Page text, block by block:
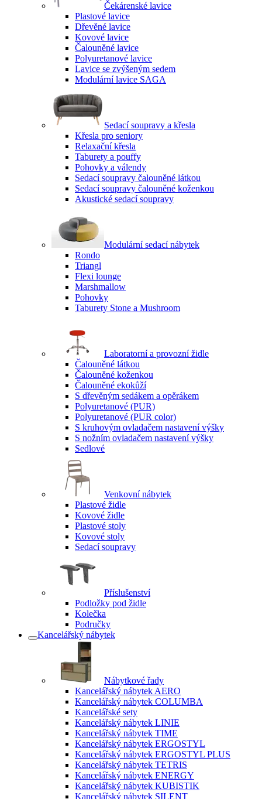
Čekárenské lavice
Plastové lavice
Dřevěné lavice
Kovové lavice
Čalouněné lavice
Polyuretanové lavice
Lavice se zvýšeným sedem
Modulární lavice SAGA
Sedací soupravy a křesla
Křesla pro seniory
Relaxační křesla
Taburety a pouffy
Pohovky a válendy
Sedací soupravy čalouněné látkou
Sedací soupravy čalouněné koženkou
Akustické sedací soupravy
Modulární sedací nábytek
Rondo
Triangl
Flexi lounge
Marshmallow
Pohovky
Taburety Stone a Mushroom
Laboratorní a provozní židle
Čalouněné látkou
Čalouněné koženkou
Čalouněné ekokůží
S dřevěným sedákem a opěrákem
Polyuretanové (PUR)
Polyuretanové (PUR color)
S kruhovým ovladačem nastavení výšky
S nožním ovladačem nastavení výšky
Sedlové
Venkovní nábytek
Plastové židle
Kovové židle
Plastové stoly
Kovové stoly
Sedací soupravy
Příslušenství
Podložky pod židle
Kolečka
Područky
Kancelářský nábytek
Nábytkové řady
Kancelářský nábytek AERO
Kancelářský nábytek COLUMBA
Kancelářské sety
Kancelářský nábytek LINIE
Kancelářský nábytek TIME
Kancelářský nábytek ERGOSTYL
Kancelářský nábytek ERGOSTYL PLUS
Kancelářský nábytek TETRIS
Kancelářský nábytek ENERGY
Kancelářský nábytek KUBISTIK
Kancelářský nábytek SILENT